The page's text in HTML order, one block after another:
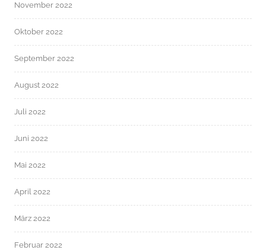
November 2022
Oktober 2022
September 2022
August 2022
Juli 2022
Juni 2022
Mai 2022
April 2022
März 2022
Februar 2022